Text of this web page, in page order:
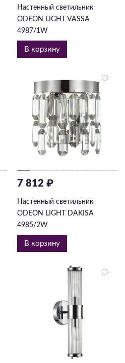
Настенный светильник
ODEON LIGHT VASSA
4987/1W
В корзину
7 812 ₽
Настенный светильник
ODEON LIGHT DAKISA
4985/2W
В корзину